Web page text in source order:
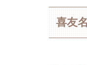
喜友